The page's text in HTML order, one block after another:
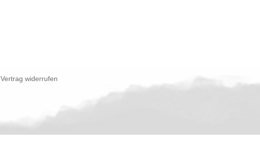
Vertrag widerrufen